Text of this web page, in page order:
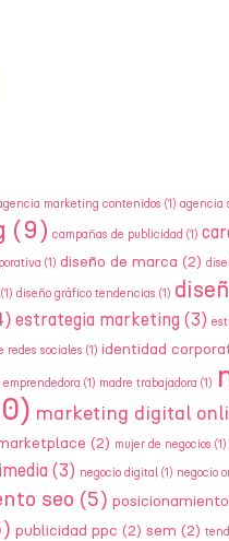
marketing contenidos (1) agencia
(9) campañas de publicidad (1)
(1) diseño de marca (2)
(1) diseño gráfico tendencias (1)
estrategia marketing (3)
redes sociales (1) identidad
emprendedora (1) madre trabajadora (1)
marketing digital
(2) mujer de negocios (1)
(3) negocio digital (1) negocio
seo (5)
publicidad ppc (2) sem (2)